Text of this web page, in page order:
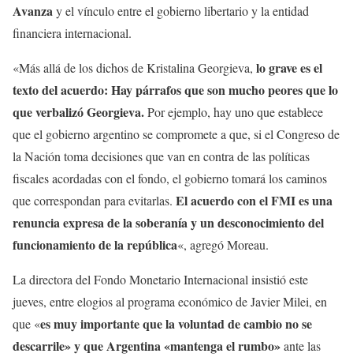
Avanzay el vínculo entre el gobierno libertario y la entidad
financiera internacional.
«Más allá de los dichos de Kristalina Georgieva, lo grave es el
texto del acuerdo: Hay párrafos que son mucho peores que lo
que verbalizó Georgieva.Por ejemplo, hay uno que establece
que el gobierno argentino se compromete a que, si el Congreso de
la Nación toma decisiones que van en contra de las políticas
fiscales acordadas con el fondo, el gobierno tomará los caminos
que correspondan para evitarlas. El acuerdo con el FMI es una
renuncia expresa de la soberanía y un desconocimiento del
funcionamiento de la república«, agregó Moreau.
La directora del Fondo Monetario Internacional insistió este
jueves, entre elogios al programa económico de Javier Milei, en
que «es muy importante que la voluntad de cambio no se
descarrile» y que Argentina «mantenga el rumbo»ante las